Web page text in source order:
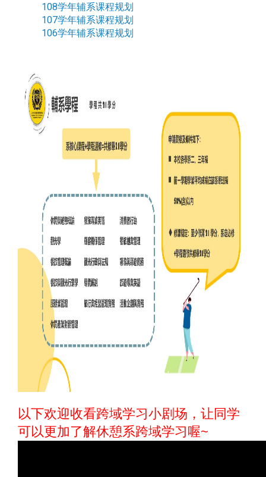
108学年辅系课程规划
107学年辅系课程规划
106学年辅系课程规划
以下欢迎收看跨域学习小剧场，让同学
可以更加了解休憩系跨域学习喔~